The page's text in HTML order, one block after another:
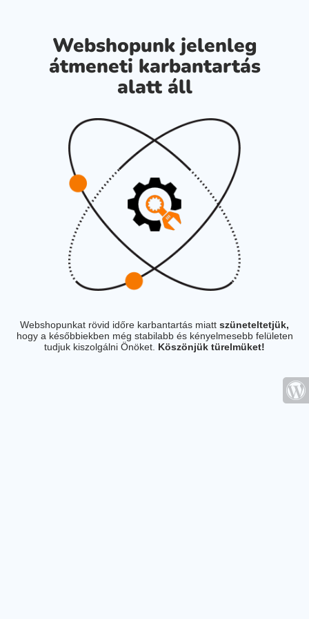
Webshopunk jelenleg
átmeneti karbantartás
alatt áll
Webshopunkat rövid időre karbantartás miatt szüneteltetjük,
hogy a későbbiekben még stabilabb és kényelmesebb felületen
tudjuk kiszolgálni Önöket. Köszönjük türelmüket!